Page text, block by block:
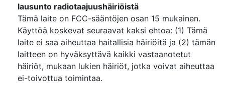
lausunto radiotaajuushäiriöistä
Tämä laite on FCC-sääntöjen osan 15 mukainen.
Käyttöä koskevat seuraavat kaksi ehtoa: (1) Tämä
laite ei saa aiheuttaa haitallisia häiriöitä ja (2) tämän
laitteen on hyväksyttävä kaikki vastaanotetut
häiriöt, mukaan lukien häiriöt, jotka voivat aiheuttaa
ei-toivottua toimintaa.